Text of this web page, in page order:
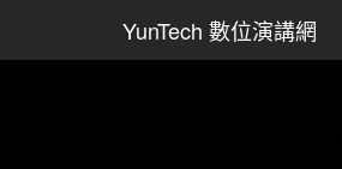
YunTech 數位演講網